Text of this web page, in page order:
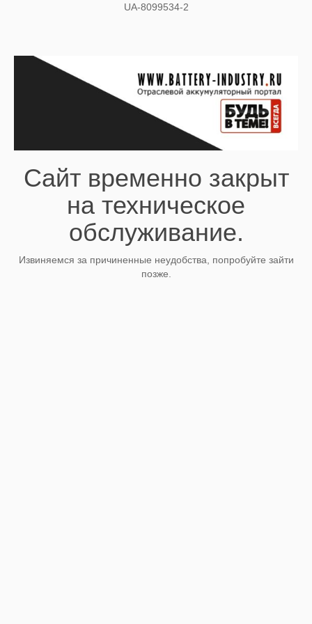
UA-8099534-2
Сайт временно закрыт
на техническое
обслуживание.
Извиняемся за причиненные неудобства, попробуйте зайти
позже.